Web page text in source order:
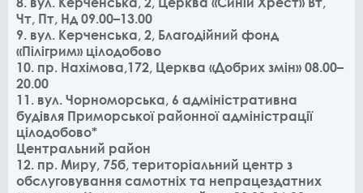
Чт, Пт, Нд 09.00–13.00
9. вул. Керченська, 2, Благодійний фонд
«Пілігрим» цілодобово
10. пр. Нахімова,172, Церква «Добрих змін» 08.00–
20.00
11. вул. Чорноморська, 6 адміністративна
будівля Приморської районної адміністрації
цілодобово*
Центральний район
12. пр. Миру, 75б, територіальний центр з
обслуговування самотніх та непрацездатних